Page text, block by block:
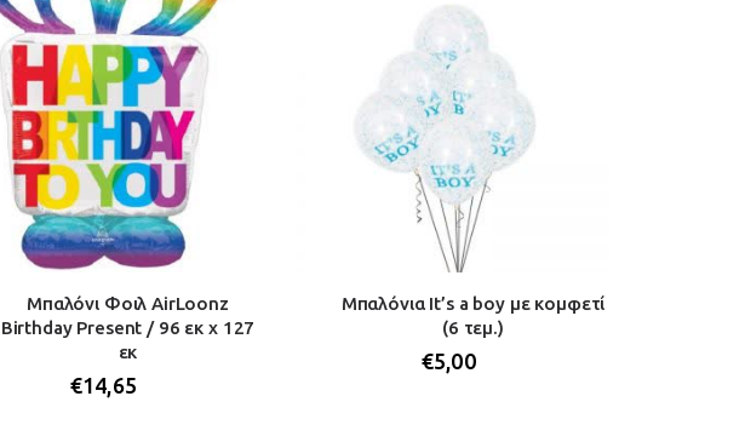
Μπαλόνι Φοιλ AirLoonz
Birthday Present / 96 εκ x 127
εκ
€14,65
Μπαλόνια It’s a boy με κομφετί
(6 τεμ.)
€5,00